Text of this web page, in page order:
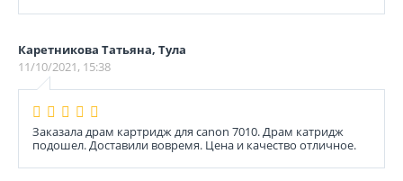
Каретникова Татьяна, Тула
11/10/2021, 15:38
Заказала драм картридж для canon 7010. Драм катридж
подошел. Доставили вовремя. Цена и качество отличное.